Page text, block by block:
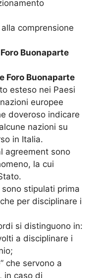
comprensione
Buonaparte
Foro Buonaparte
esteso nei Paesi
europee
doveroso indicare
nazioni su
in Italia.
agreement sono
la cui
stipulati prima
per disciplinare i
si distinguono in:
a disciplinare i
che servono a
in caso di